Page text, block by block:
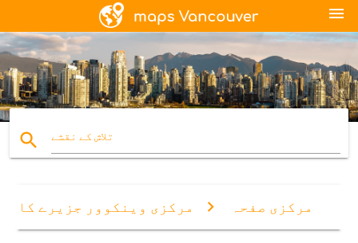
menu
search تلاش کے نقشے
مرکزی صفحہ مرکزی وینکوور جزیرے کا